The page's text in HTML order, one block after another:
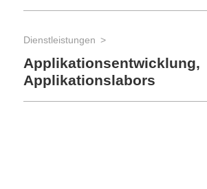
Dienstleistungen
Applikationsentwicklung,
Applikationslabors